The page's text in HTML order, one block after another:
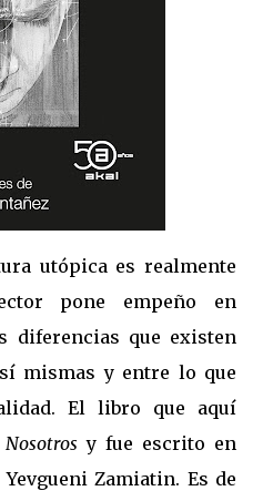
utópica es realmente
pone empeño en
diferencias que existen
mismas y entre lo que
El libro que aquí
Nosotros y fue escrito en
Zamiatin. Es de